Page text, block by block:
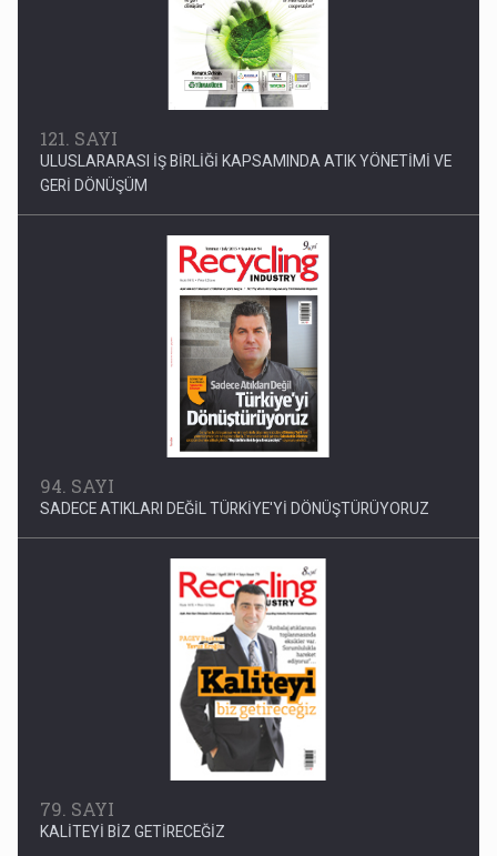
121. SAYI
ULUSLARARASI İŞ BİRLİĞİ KAPSAMINDA ATIK YÖNETİMİ VE
GERİ DÖNÜŞÜM
94. SAYI
SADECE ATIKLARI DEĞİL TÜRKİYE'Yİ DÖNÜŞTÜRÜYORUZ
79. SAYI
KALİTEYİ BİZ GETİRECEĞİZ